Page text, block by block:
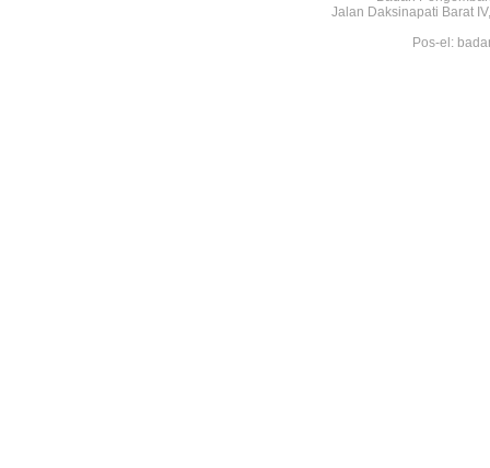
Jalan Daksinapati Barat
Pos-el: